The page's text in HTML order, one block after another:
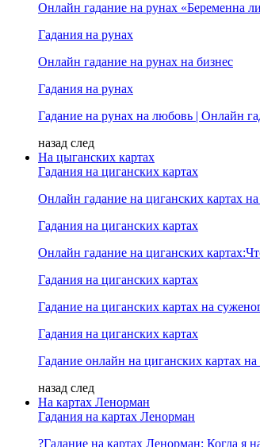
Онлайн гадание на рунах «Беременна
Гадания на рунах
Онлайн гадание на рунах на бизнес
Гадания на рунах
Гадание на рунах на любовь | Онлайн
назад след
На цыганских картах
Гадания на циганских картах
Онлайн гадание на циганских картах
Гадания на циганских картах
Онлайн гадание на циганских
Гадания на циганских картах
Гадание на циганских картах на
Гадания на циганских картах
Гадание онлайн на циганских картах
назад след
На картах Ленорман
Гадания на картах Ленорман
?Гадание на картах Ленорман: Когда я